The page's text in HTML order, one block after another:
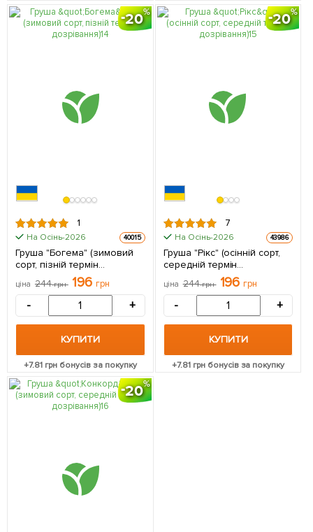
20
1
На Осінь-2026 40015
Груша "Богема" (зимовий
сорт, пізній термін
дозрівання) 1 саджанець в
упаковці
ціна 244грн 196 грн
- +
КУПИТИ
+7.81 грн бонусів за покупку
20
7
На Осінь-2026 43986
Груша "Рікс" (осінній сорт,
середній термін
дозрівання) 1 саджанець в
упаковці
ціна 244грн 196 грн
- +
КУПИТИ
+7.81грн бонусів за покупку
20